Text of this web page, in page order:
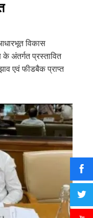
विकास
अंतर्गत प्रस्तावित
एवं फीडबैक प्राप्त